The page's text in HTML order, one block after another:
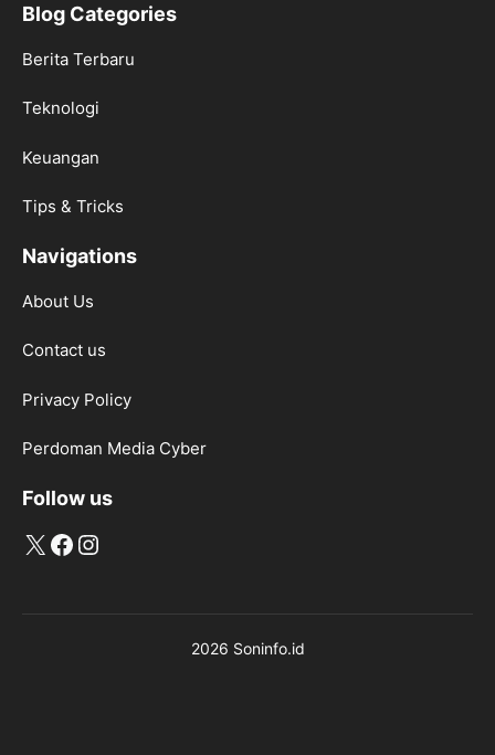
Blog Categories
Berita Terbaru
Teknologi
Keuangan
Tips & Tricks
Navigations
About Us
Contact us
Privacy Policy
Perdoman Media Cyber
Follow us
X Facebook
Instagram
2026 Soninfo.id